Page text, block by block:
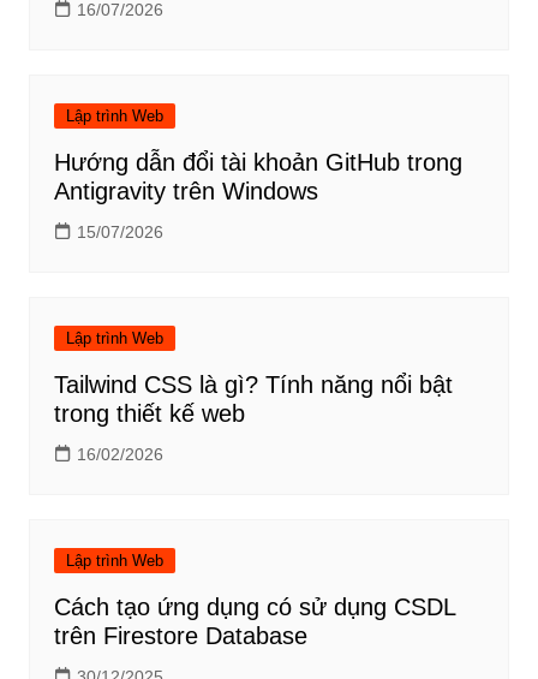
16/07/2026
Lập trình Web
Hướng dẫn đổi tài khoản GitHub trong
Antigravity trên Windows
15/07/2026
Lập trình Web
Tailwind CSS là gì? Tính năng nổi bật
trong thiết kế web
16/02/2026
Lập trình Web
Cách tạo ứng dụng có sử dụng CSDL
trên Firestore Database